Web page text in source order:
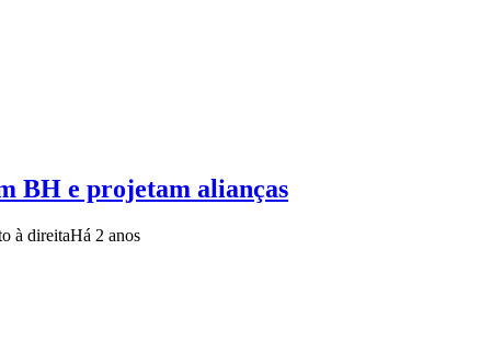
BH e projetam alianças
à direitaHá 2 anos